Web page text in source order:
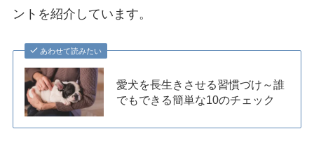
ントを紹介しています。
あわせて読みたい
愛犬を長生きさせる習慣づけ～誰
でもできる簡単な10のチェック